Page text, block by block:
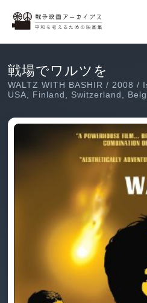
戦場でワルツを
WALTZ WITH BASHIR / 2008 /
USA, Finland, Switzerland,